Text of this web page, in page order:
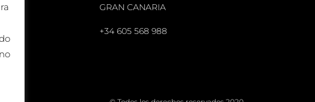
GRAN CANARIA
+34 605 568 988